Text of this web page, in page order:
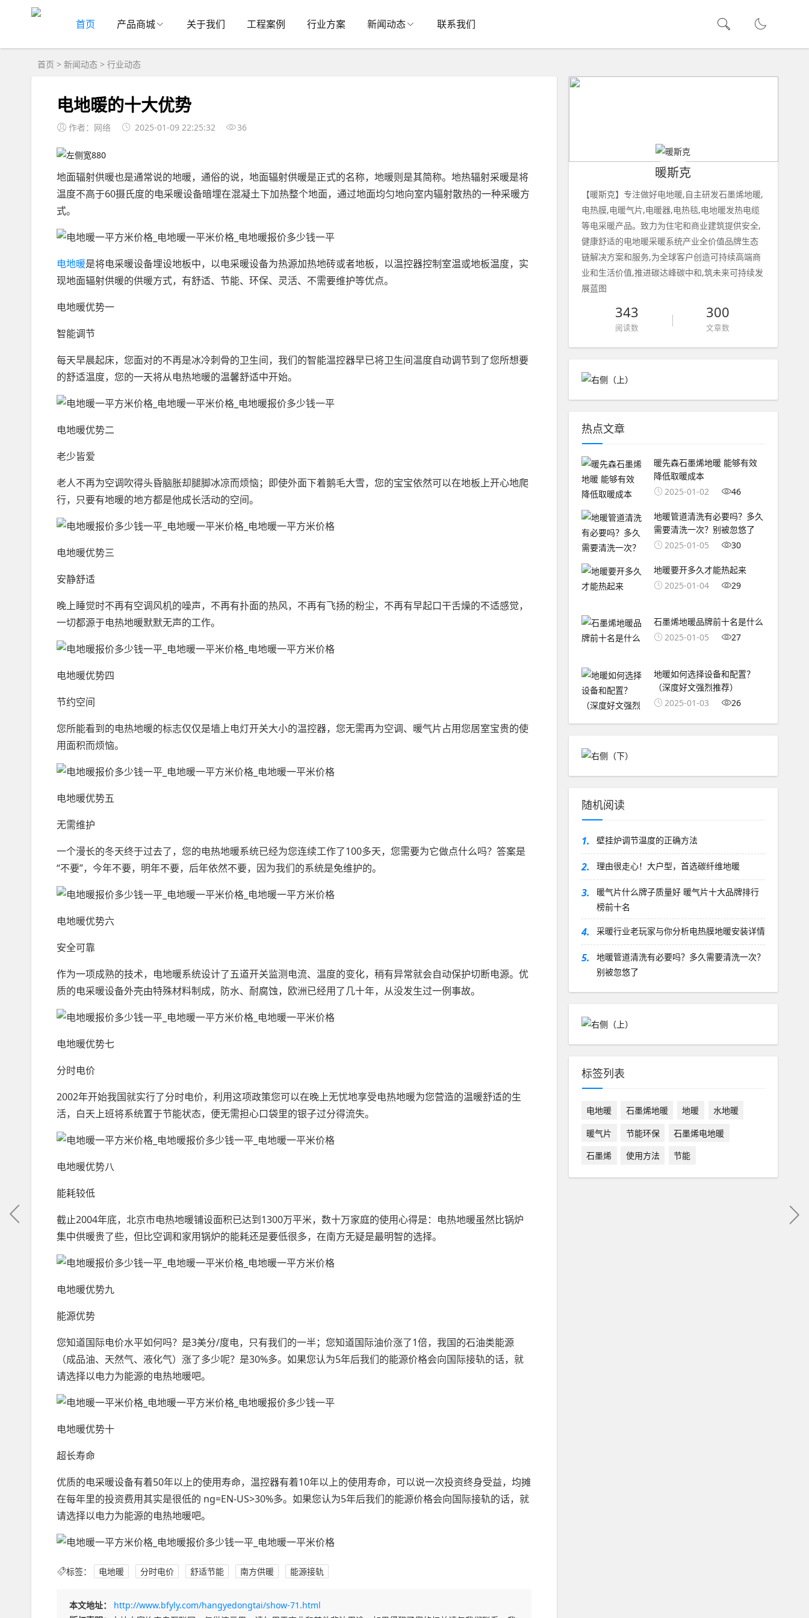
首页 产品商城 关于我们 工程案例 行业方案 新闻动态 联系我们
首页 > 新闻动态 > 行业动态
电地暖的十大优势
作者：网络 2025-01-09 22:25:32 36
地面辐射供暖也是通常说的地暖，通俗的说，地面辐射供暖是正式的名称，地暖则是其简称。地热辐射采暖是将
温度不高于60摄氏度的电采暖设备暗埋在混凝土下加热整个地面，通过地面均匀地向室内辐射散热的一种采暖方
式。
电地暖是将电采暖设备埋设地板中，以电采暖设备为热源加热地砖或者地板，以温控器控制室温或地板温度，实
现地面辐射供暖的供暖方式，有舒适、节能、环保、灵活、不需要维护等优点。
电地暖优势一
智能调节
每天早晨起床，您面对的不再是冰冷刺骨的卫生间，我们的智能温控器早已将卫生间温度自动调节到了您所想要
的舒适温度，您的一天将从电热地暖的温馨舒适中开始。
电地暖优势二
老少皆爱
老人不再为空调吹得头昏脑胀却腿脚冰凉而烦恼；即使外面下着鹅毛大雪，您的宝宝依然可以在地板上开心地爬
行，只要有地暖的地方都是他成长活动的空间。
电地暖优势三
安静舒适
晚上睡觉时不再有空调风机的噪声，不再有扑面的热风，不再有飞扬的粉尘，不再有早起口干舌燥的不适感觉，
一切都源于电热地暖默默无声的工作。
电地暖优势四
节约空间
您所能看到的电热地暖的标志仅仅是墙上电灯开关大小的温控器，您无需再为空调、暖气片占用您居室宝贵的使
用面积而烦恼。
电地暖优势五
无需维护
一个漫长的冬天终于过去了，您的电热地暖系统已经为您连续工作了100多天，您需要为它做点什么吗？答案是
“不要”，今年不要，明年不要，后年依然不要，因为我们的系统是免维护的。
电地暖优势六
安全可靠
作为一项成熟的技术，电地暖系统设计了五道开关监测电流、温度的变化，稍有异常就会自动保护切断电源。优
质的电采暖设备外壳由特殊材料制成，防水、耐腐蚀，欧洲已经用了几十年，从没发生过一例事故。
电地暖优势七
分时电价
2002年开始我国就实行了分时电价，利用这项政策您可以在晚上无忧地享受电热地暖为您营造的温暖舒适的生
活，白天上班将系统置于节能状态，便无需担心口袋里的银子过分得流失。
电地暖优势八
能耗较低
截止2004年底，北京市电热地暖铺设面积已达到1300万平米，数十万家庭的使用心得是：电热地暖虽然比锅炉
集中供暖贵了些，但比空调和家用锅炉的能耗还是要低很多，在南方无疑是最明智的选择。
电地暖优势九
能源优势
您知道国际电价水平如何吗？是3美分/度电，只有我们的一半；您知道国际油价涨了1倍，我国的石油类能源
（成品油、天然气、液化气）涨了多少呢？是30%多。如果您认为5年后我们的能源价格会向国际接轨的话，就
请选择以电力为能源的电热地暖吧。
电地暖优势十
超长寿命
优质的电采暖设备有着50年以上的使用寿命，温控器有着10年以上的使用寿命，可以说一次投资终身受益，均摊
在每年里的投资费用其实是很低的 ng=EN-US>30%多。如果您认为5年后我们的能源价格会向国际接轨的话，就
请选择以电力为能源的电热地暖吧。
标签： 电地暖 分时电价 舒适节能 南方供暖 能源接轨
本文地址：
http://www.bfyly.com/hangyedongtai/show-71.html
暖斯克
【暖斯克】专注做好电地暖,自主研发石墨烯地暖,
电热膜,电暖气片,电暖器,电热毯,电地暖发热电缆
等电采暖产品。致力为住宅和商业建筑提供安全,
健康舒适的电地暖采暖系统产业全价值品牌生态
链解决方案和服务,为全球客户创造可持续高端商
业和生活价值,推进碳达峰碳中和,筑未来可持续发
展蓝图
343
阅读数
300
文章数
热点文章
暖先森石墨烯地暖 能够有效
降低取暖成本
2025-01-02
46
地暖管道清洗有必要吗？多久
需要清洗一次？别被忽悠了
2025-01-05
30
地暖要开多久才能热起来
2025-01-04
29
石墨烯地暖品牌前十名是什么
2025-01-05
27
地暖如何选择设备和配置？
（深度好文强烈推荐）
2025-01-03
26
随机阅读
1. 壁挂炉调节温度的正确方法
2. 理由很走心！大户型，首选碳纤维地暖
3.
暖气片什么牌子质量好 暖气片十大品牌排行
榜前十名
4. 采暖行业老玩家与你分析电热膜地暖安装详情
5.
地暖管道清洗有必要吗？多久需要清洗一次？
别被忽悠了
标签列表
电地暖 石墨烯地暖 地暖
水地暖
暖气片
节能环保
石墨烯电地暖
石墨烯
使用方法 节能